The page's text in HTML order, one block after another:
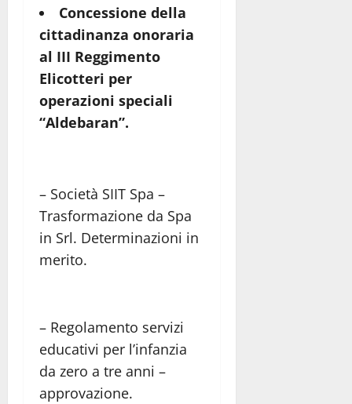
Concessione della
cittadinanza onoraria
al III Reggimento
Elicotteri per
operazioni speciali
“Aldebaran”.
– Società SIIT Spa –
Trasformazione da Spa
in Srl. Determinazioni in
merito.
– Regolamento servizi
educativi per l’infanzia
da zero a tre anni –
approvazione.